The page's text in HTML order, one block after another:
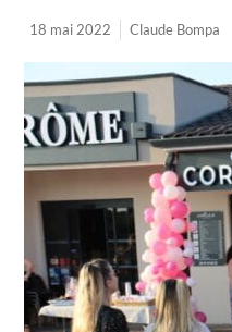
18 mai 2022 Claude Bompa